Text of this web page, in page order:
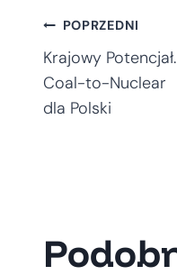
wpisu
POPRZEDNI
Krajowy Potencjał.
Coal-to-Nuclear
dla Polski